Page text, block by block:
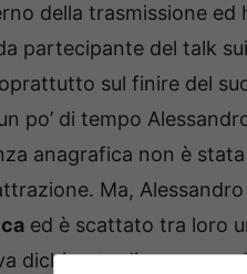
della trasmissione
partecipante del talk
sul finire del
po’ di tempo
anagrafica non è
Ma,
ed è scattato tra loro
dichiarato di avere con